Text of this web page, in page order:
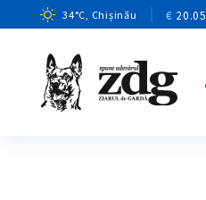
34°C, Chișinău € 20.05